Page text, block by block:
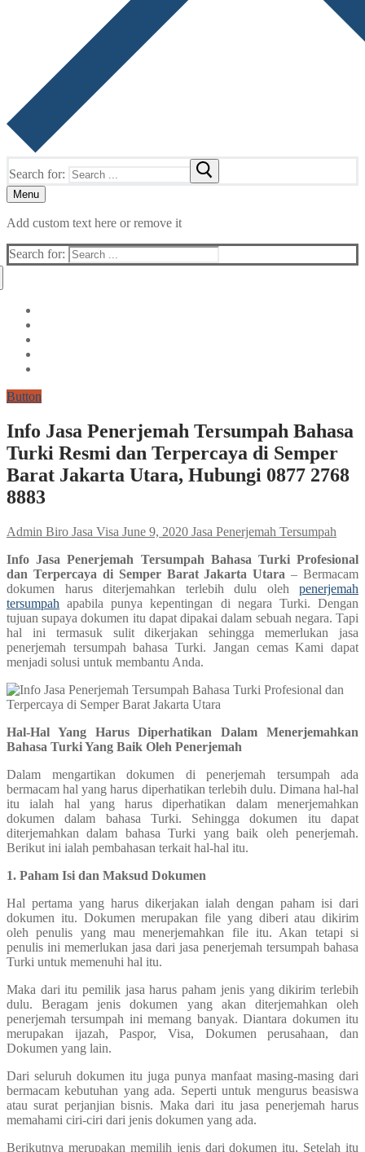
Search for:
Menu
Add custom text here or remove it
Search for:
Button
Info Jasa Penerjemah Tersumpah Bahasa
Turki Resmi dan Terpercaya di Semper
Barat Jakarta Utara, Hubungi 0877 2768
8883
Admin Biro Jasa Visa June 9, 2020 Jasa Penerjemah Tersumpah
Info Jasa Penerjemah Tersumpah Bahasa Turki Profesional
dan Terpercaya di Semper Barat Jakarta Utara – Bermacam
dokumen harus diterjemahkan terlebih dulu oleh penerjemah
tersumpah apabila punya kepentingan di negara Turki. Dengan
tujuan supaya dokumen itu dapat dipakai dalam sebuah negara. Tapi
hal ini termasuk sulit dikerjakan sehingga memerlukan jasa
penerjemah tersumpah bahasa Turki. Jangan cemas Kami dapat
menjadi solusi untuk membantu Anda.
Hal-Hal Yang Harus Diperhatikan Dalam Menerjemahkan
Bahasa Turki Yang Baik Oleh Penerjemah
Dalam mengartikan dokumen di penerjemah tersumpah ada
bermacam hal yang harus diperhatikan terlebih dulu. Dimana hal-hal
itu ialah hal yang harus diperhatikan dalam menerjemahkan
dokumen dalam bahasa Turki. Sehingga dokumen itu dapat
diterjemahkan dalam bahasa Turki yang baik oleh penerjemah.
Berikut ini ialah pembahasan terkait hal-hal itu.
1. Paham Isi dan Maksud Dokumen
Hal pertama yang harus dikerjakan ialah dengan paham isi dari
dokumen itu. Dokumen merupakan file yang diberi atau dikirim
oleh penulis yang mau menerjemahkan file itu. Akan tetapi si
penulis ini memerlukan jasa dari jasa penerjemah tersumpah bahasa
Turki untuk memenuhi hal itu.
Maka dari itu pemilik jasa harus paham jenis yang dikirim terlebih
dulu. Beragam jenis dokumen yang akan diterjemahkan oleh
penerjemah tersumpah ini memang banyak. Diantara dokumen itu
merupakan ijazah, Paspor, Visa, Dokumen perusahaan, dan
Dokumen yang lain.
Dari seluruh dokumen itu juga punya manfaat masing-masing dari
bermacam kebutuhan yang ada. Seperti untuk mengurus beasiswa
atau surat perjanjian bisnis. Maka dari itu jasa penerjemah harus
memahami ciri-ciri dari jenis dokumen yang ada.
Berikutnya merupakan memilih jenis dari dokumen itu, Setelah itu